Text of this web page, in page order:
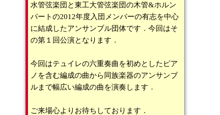
水管弦楽団と東工大管弦楽団の木管&ホルン
パートの2012年度入団メンバーの有志を中心
に結成したアンサンブル団体です．今回はそ
の第１回公演となります．
今回はテュイレの六重奏曲を初めとしたピア
ノを含む編成の曲から同族楽器のアンサンブ
ルまで幅広い編成の曲を演奏します．
ご来場心よりお待ちしております．